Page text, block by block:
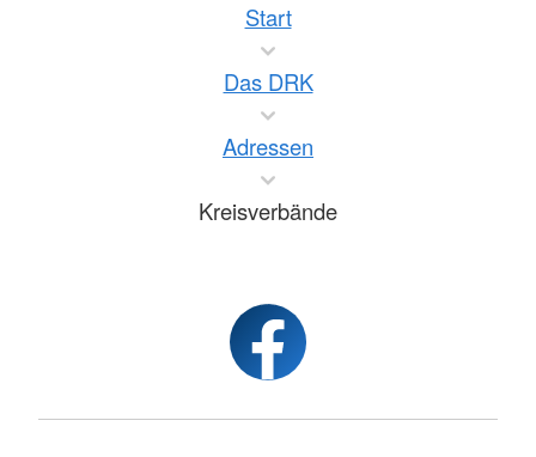
Start
Das DRK
Adressen
Kreisverbände